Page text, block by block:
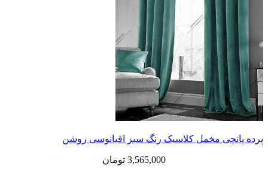
مخمل کلاسیک رنگ سبز اقیانوسی روشن
تومان